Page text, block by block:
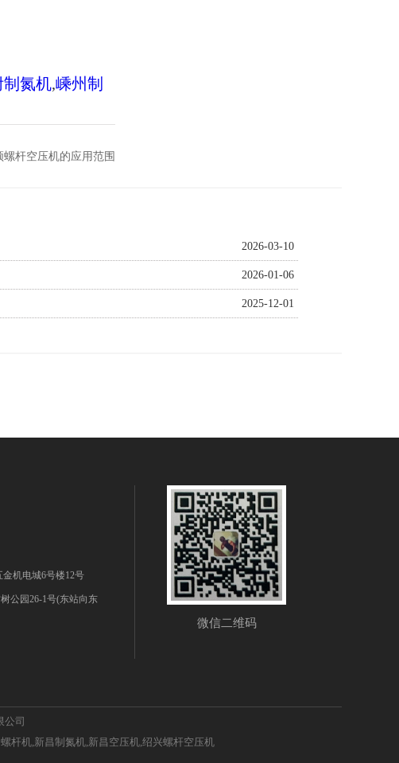
制氮机,嵊州制
杆空压机的应用范围
2026-03-10
2026-01-06
2025-12-01
机电城6号楼12号
26-1号(东站向东
微信二维码
公司
杆机,新昌制氮机,新昌空压机,绍兴螺杆空压机